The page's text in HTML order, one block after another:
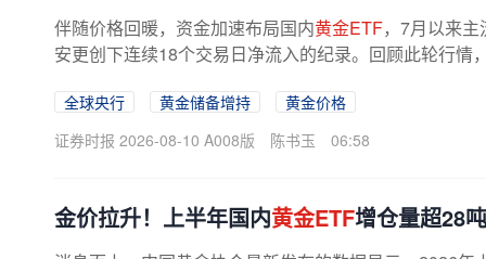
伴随价格回暖，资金加速布局国内黄金ETF，7月以来
安更创下连续18个交易日净流入的纪录。回顾此轮行情
全球央行 黄金储备增持
黄金价格
证券时报 2026-08-10 A008版
陈书玉 06:58
金价拉升！上半年国内黄金ETF增仓量超28吨